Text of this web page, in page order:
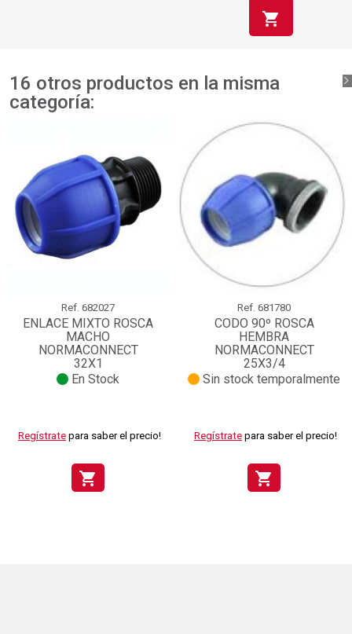
shopping_cart
16 otros productos en la misma
categoría:
Ref. 682027
ENLACE MIXTO ROSCA
MACHO
NORMACONNECT
32X1
En Stock
Regístrate para saber el precio!
shopping_cart
Ref. 681780
CODO 90º ROSCA
HEMBRA
NORMACONNECT
25X3/4
Sin stock temporalmente
Regístrate para saber el precio!
shopping_cart